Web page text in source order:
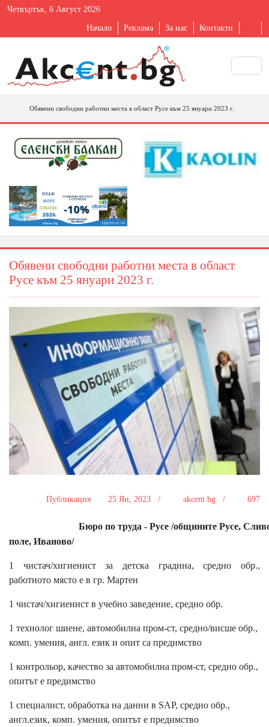
Четвъртък, 6 Август 2026
Начало Реклама За нас Контакти
Обявени свободни работни места в област Русе към 25 януари 2023 г.
Обявени свободни работни места в област
Русе към 25 януари 2023 г.
Публикация 25 Ян, 2023 / akcent.bg / 697
Бюро по труда - Русе /общините Русе,
поле, Иваново/
1 чистач/хигиенист за детска градина, средно обр.,
работното място е в гр. Мартен
1 чистач/хигиенист в учебно заведение, средно обр.
1 технолог шиене, автомобилна пром-ст, средно/висше обр.,
комп. умения, англ. език и опит са предимство
1 контрольор, качество за автомобилна пром-ст, средно обр.,
опитът е предимство
1 специалист, обработка на данни в SAP, средно обр.,
англ.език, комп. умения, опитът е предимство